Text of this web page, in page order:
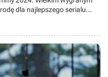
dla najlepszego serialu
dostał żadnej statuetki w